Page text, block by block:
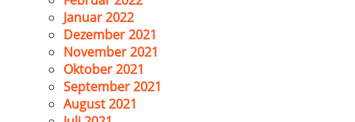
Januar 2022
Dezember 2021
November 2021
Oktober 2021
September 2021
August 2021